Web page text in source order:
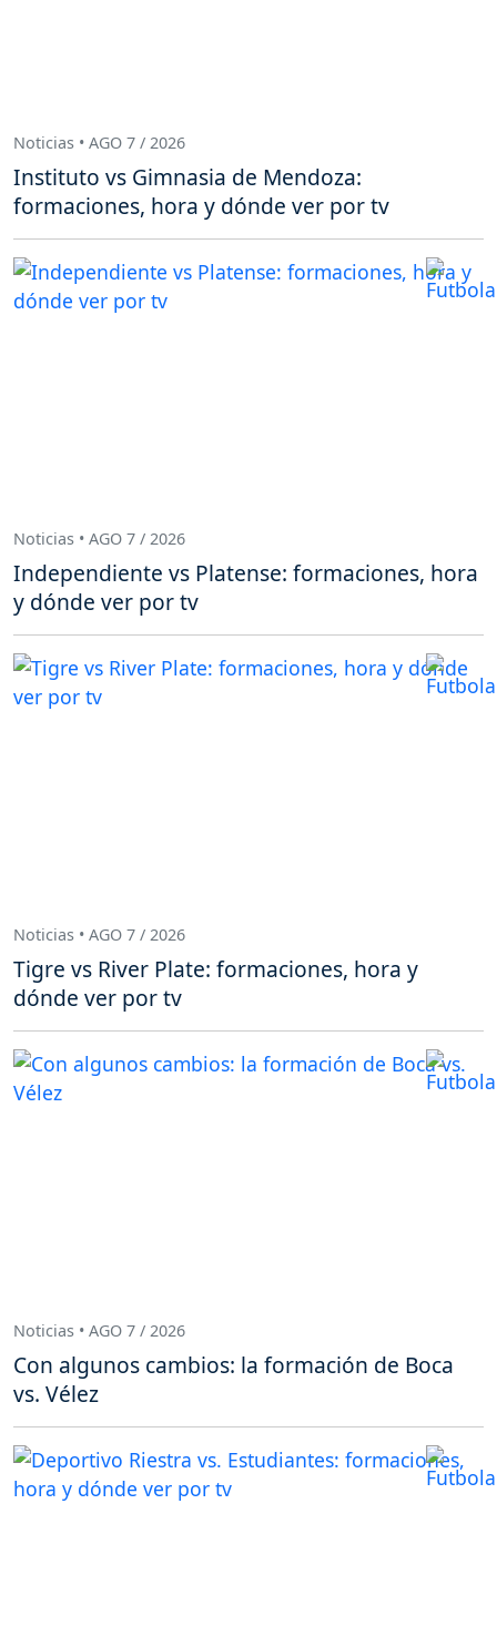
Noticias • AGO 7 / 2026
Instituto vs Gimnasia de Mendoza:
formaciones, hora y dónde ver por tv
Noticias • AGO 7 / 2026
Independiente vs Platense: formaciones, hora
y dónde ver por tv
Noticias • AGO 7 / 2026
Tigre vs River Plate: formaciones, hora y
dónde ver por tv
Noticias • AGO 7 / 2026
Con algunos cambios: la formación de Boca
vs. Vélez